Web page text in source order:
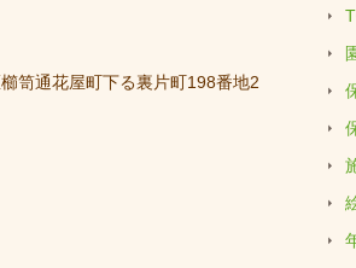
笥通花屋町下る裏片町198番地2